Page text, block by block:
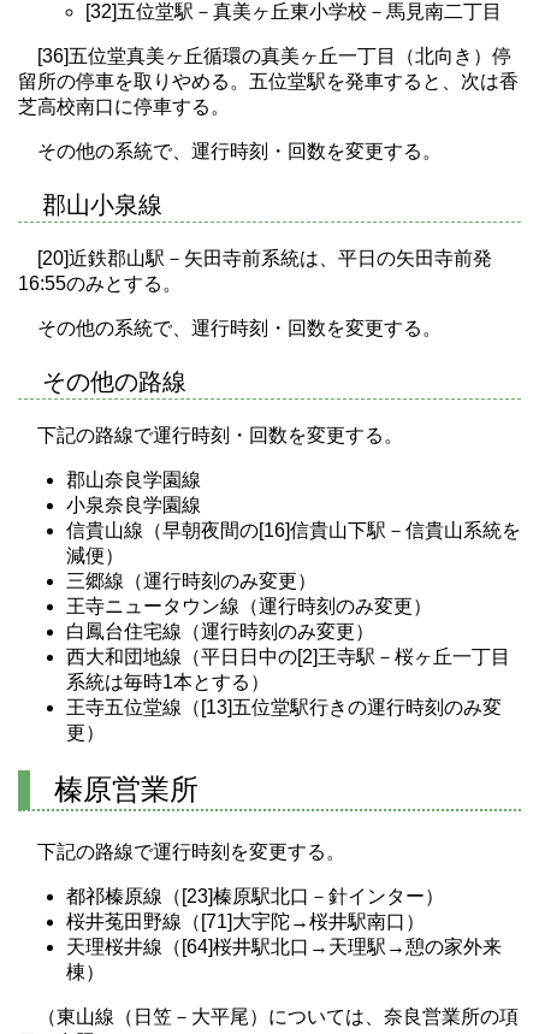
[32]五位堂駅－真美ヶ丘東小学校－馬見南二丁目
[36]五位堂真美ヶ丘循環の真美ヶ丘一丁目（北向き）停
留所の停車を取りやめる。五位堂駅を発車すると、次は香
芝高校南口に停車する。
その他の系統で、運行時刻・回数を変更する。
郡山小泉線
[20]近鉄郡山駅－矢田寺前系統は、平日の矢田寺前発
16:55のみとする。
その他の系統で、運行時刻・回数を変更する。
その他の路線
下記の路線で運行時刻・回数を変更する。
郡山奈良学園線
小泉奈良学園線
信貴山線（早朝夜間の[16]信貴山下駅－信貴山系統を
減便）
三郷線（運行時刻のみ変更）
王寺ニュータウン線（運行時刻のみ変更）
白鳳台住宅線（運行時刻のみ変更）
西大和団地線（平日日中の[2]王寺駅－桜ヶ丘一丁目
系統は毎時1本とする）
王寺五位堂線（[13]五位堂駅行きの運行時刻のみ変
更）
榛原営業所
下記の路線で運行時刻を変更する。
都祁榛原線（[23]榛原駅北口－針インター）
桜井菟田野線（[71]大宇陀→桜井駅南口）
天理桜井線（[64]桜井駅北口→天理駅→憩の家外来
棟）
（東山線（日笠－大平尾）については、奈良営業所の項